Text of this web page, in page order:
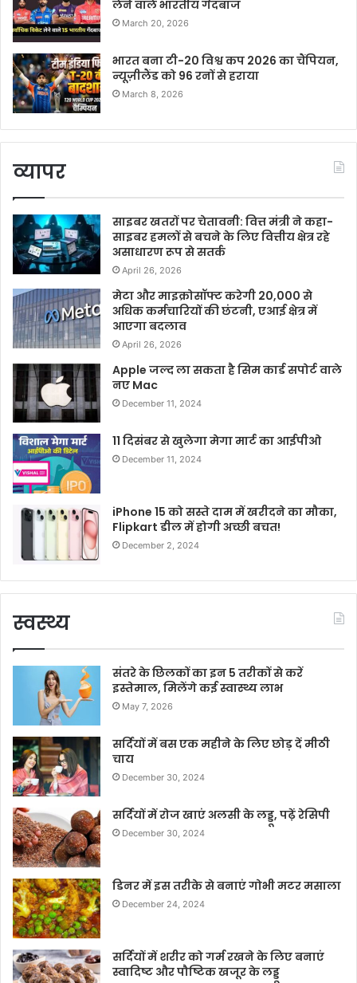
लेने वाले भारतीय गेंदबाज
March 20, 2026
भारत बना टी-20 विश्व कप 2026 का चैंपियन,
न्यूज़ीलैंड को 96 रनों से हराया
March 8, 2026
व्यापर
साइबर खतरों पर चेतावनी: वित्त मंत्री ने कहा-
साइबर हमलों से बचने के लिए वित्तीय क्षेत्र रहे
असाधारण रूप से सतर्क
April 26, 2026
मेटा और माइक्रोसॉफ्ट करेगी 20,000 से
अधिक कर्मचारियों की छंटनी, एआई क्षेत्र में
आएगा बदलाव
April 26, 2026
Apple जल्द ला सकता है सिम कार्ड सपोर्ट वाले
नए Mac
December 11, 2024
11 दिसंबर से खुलेगा मेगा मार्ट का आईपीओ
December 11, 2024
iPhone 15 को सस्ते दाम में खरीदने का मौका,
Flipkart डील में होगी अच्छी बचत!
December 2, 2024
स्वस्थ्य
संतरे के छिलकों का इन 5 तरीकों से करें
इस्तेमाल, मिलेंगे कई स्वास्थ्य लाभ
May 7, 2026
सर्दियों में बस एक महीने के लिए छोड़ दें मीठी
चाय
December 30, 2024
सर्दियों में रोज खाएं अलसी के लड्डू, पढ़ें रेसिपी
December 30, 2024
डिनर में इस तरीके से बनाएं गोभी मटर मसाला
December 24, 2024
सर्दियों में शरीर को गर्म रखने के लिए बनाएं
स्वादिष्ट और पौष्टिक खजूर के लड्डू